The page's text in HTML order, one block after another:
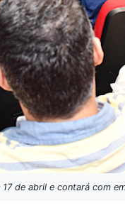
de abril e contará com